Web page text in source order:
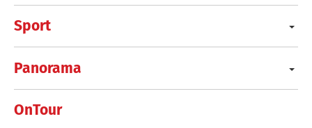
Sport
Panorama
OnTour